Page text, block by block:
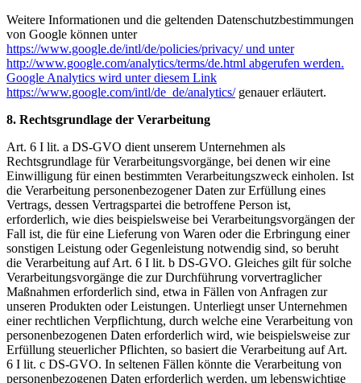
Weitere Informationen und die geltenden Datenschutzbestimmungen
von Google können unter
https://www.google.de/intl/de/policies/privacy/und unter
http://www.google.com/analytics/terms/de.html abgerufen werden.
Google Analytics wird unter diesem Link
https://www.google.com/intl/de_de/analytics/genauer erläutert.
8. Rechtsgrundlage der Verarbeitung
Art. 6 I lit. a DS-GVO dient unserem Unternehmen als
Rechtsgrundlage für Verarbeitungsvorgänge, bei denen wir eine
Einwilligung für einen bestimmten Verarbeitungszweck einholen. Ist
die Verarbeitung personenbezogener Daten zur Erfüllung eines
Vertrags, dessen Vertragspartei die betroffene Person ist,
erforderlich, wie dies beispielsweise bei Verarbeitungsvorgängen der
Fall ist, die für eine Lieferung von Waren oder die Erbringung einer
sonstigen Leistung oder Gegenleistung notwendig sind, so beruht
die Verarbeitung auf Art. 6 I lit. b DS-GVO. Gleiches gilt für solche
Verarbeitungsvorgänge die zur Durchführung vorvertraglicher
Maßnahmen erforderlich sind, etwa in Fällen von Anfragen zur
unseren Produkten oder Leistungen. Unterliegt unser Unternehmen
einer rechtlichen Verpflichtung, durch welche eine Verarbeitung von
personenbezogenen Daten erforderlich wird, wie beispielsweise zur
Erfüllung steuerlicher Pflichten, so basiert die Verarbeitung auf Art.
6 I lit. c DS-GVO. In seltenen Fällen könnte die Verarbeitung von
personenbezogenen Daten erforderlich werden, um lebenswichtige